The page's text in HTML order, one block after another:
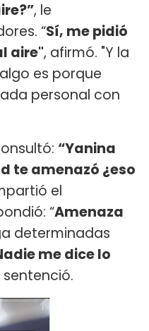
, le
“Sí, me pidió
aire", afirmó. "Y la
es porque
personal con
“Yanina
te amenazó ¿eso
el
“Amenaza
determinadas
me dice lo
sentenció.